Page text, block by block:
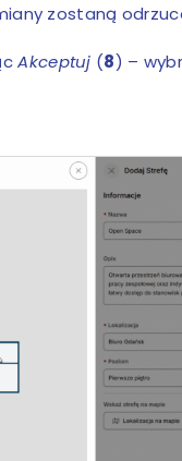
zostaną
Akceptuj (8) –